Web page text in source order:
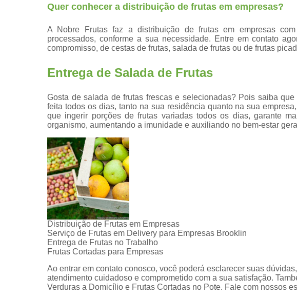
Quer conhecer a distribuição de frutas em empresas?
A Nobre Frutas faz a distribuição de frutas em empresas
processados, conforme a sua necessidade. Entre em contato
compromisso, de cestas de frutas, salada de frutas ou de frutas
Entrega de Salada de Frutas
Gosta de salada de frutas frescas e selecionadas? Pois saiba que
feita todos os dias, tanto na sua residência quanto na sua
que ingerir porções de frutas variadas todos os dias, garante
organismo, aumentando a imunidade e auxiliando no bem-estar
Distribuição de Frutas em Empresas
Serviço de Frutas em Delivery para Empresas Brooklin
Entrega de Frutas no Trabalho
Frutas Cortadas para Empresas
Ao entrar em contato conosco, você poderá esclarecer suas
atendimento cuidadoso e comprometido com a sua satisfação.
Verduras a Domicílio e Frutas Cortadas no Pote. Fale com nossos